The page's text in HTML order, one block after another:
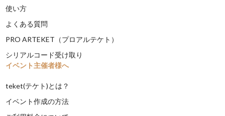
使い方
よくある質問
PRO ARTEKET（プロアルテケト）
シリアルコード受け取り
イベント主催者様へ
teket(テケト)とは？
イベント作成の方法